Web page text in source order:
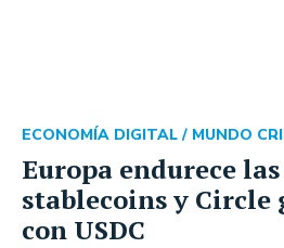
Europa endurece
stablecoins y Circle
con USDC
ECONOMÍA DIGITAL / MUNDO